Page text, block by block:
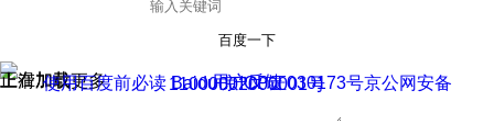
百度一下
正在加载
上滑加载更多 用户反馈
使用百度前必读 Baidu 京ICP证030173号
京公网安备11000002000001号